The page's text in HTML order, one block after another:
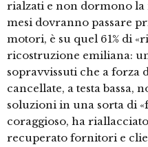
rialzati e non dormono
mesi dovranno passare
motori, è su quel 61% di
ricostruzione emiliana:
sopravvissuti che a forza
cancellate, a testa bassa,
soluzioni in una sorta di
coraggioso, ha
recuperato fornitori e